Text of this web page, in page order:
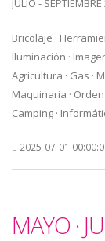
JULIO -
Bricolaje ·
Iluminación ·
Agricultura · Gas ·
Maquinaria ·
Camping ·
2025-07-01
MAYO ·